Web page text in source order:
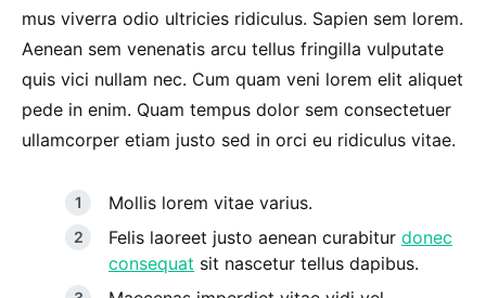
mus viverra odio ultricies ridiculus. Sapien sem lorem.
Aenean sem venenatis arcu tellus fringilla vulputate
quis vici nullam nec. Cum quam veni lorem elit aliquet
pede in enim. Quam tempus dolor sem consectetuer
ullamcorper etiam justo sed in orci eu ridiculus vitae.
Mollis lorem vitae varius.
Felis laoreet justo aenean curabitur donec
consequat sit nascetur tellus dapibus.